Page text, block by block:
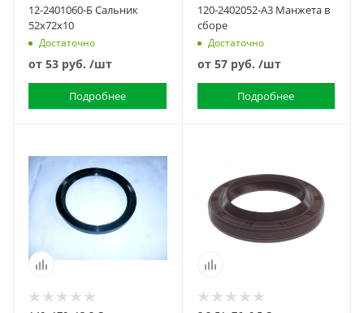
12-2401060-Б Сальник
52х72х10
Достаточно
от 53 руб. /шт
Подробнее
120-2402052-А3 Манжета в
сборе
Достаточно
от 57 руб. /шт
Подробнее